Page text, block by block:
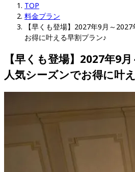
TOP
料金プラン
【早くも登場】2027年9月～
お得に叶える早割プラン♪
【早くも登場】2027年9
人気シーズンでお得に叶